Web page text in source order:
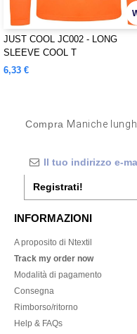
JUST COOL JC002 - LONG
SLEEVE COOL T
6,33 €
Compra Maniche
Registrati!
INFORMAZIONI
A proposito di Ntextil
Track my order now
Modalità di pagamento
Consegna
Rimborso/ritorno
Help & FAQs